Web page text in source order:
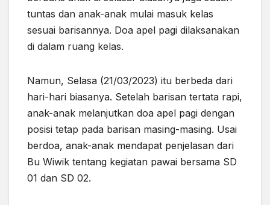
tuntas dan anak-anak mulai masuk kelas
sesuai barisannya. Doa apel pagi dilaksanakan
di dalam ruang kelas.
Namun, Selasa (21/03/2023) itu berbeda dari
hari-hari biasanya. Setelah barisan tertata rapi,
anak-anak melanjutkan doa apel pagi dengan
posisi tetap pada barisan masing-masing. Usai
berdoa, anak-anak mendapat penjelasan dari
Bu Wiwik tentang kegiatan pawai bersama SD
01 dan SD 02.